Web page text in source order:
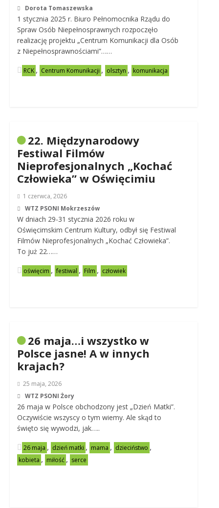
Dorota Tomaszewska
1 stycznia 2025 r. Biuro Pełnomocnika Rządu do
Spraw Osób Niepełnosprawnych rozpoczęło
realizację projektu „Centrum Komunikacji dla Osób
z Niepełnosprawnościami”……
RCK , Centrum Komunikacji , olsztyn , komunikacja
22. Międzynarodowy
Festiwal Filmów
Nieprofesjonalnych „Kochać
Człowieka” w Oświęcimiu
1 czerwca, 2026
WTZ PSONI Mokrzeszów
W dniach 29-31 stycznia 2026 roku w
Oświęcimskim Centrum Kultury, odbył się Festiwal
Filmów Nieprofesjonalnych „Kochać Człowieka”.
To już 22……
oświęcim , festiwal , Film , człowiek
26 maja…i wszystko w
Polsce jasne! A w innych
krajach?
25 maja, 2026
WTZ PSONI Żory
26 maja w Polsce obchodzony jest „Dzień Matki”.
Oczywiście wszyscy o tym wiemy. Ale skąd to
święto się wywodzi, jak…..
26 maja , dzień matki , mama , dzieciństwo ,
kobieta , miłość , serce